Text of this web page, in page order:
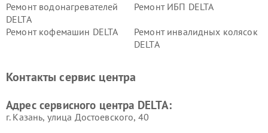
Ремонт водонагревателей
DELTA
Ремонт ИБП DELTA
Ремонт кофемашин DELTA
Ремонт инвалидных колясок
DELTA
Контакты сервис центра
Адрес сервисного центра DELTA:
г. Казань, улица Достоевского, 40